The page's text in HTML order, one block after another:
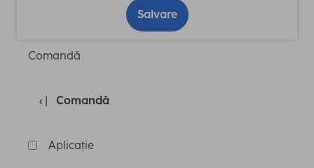
Salvare
Comandă
Comandă
Aplicație